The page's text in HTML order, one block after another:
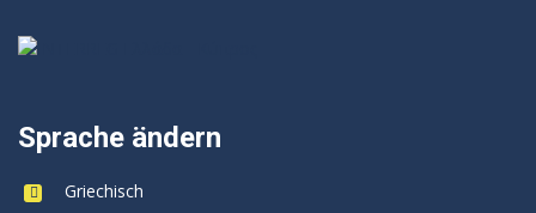
Sprache ändern
Griechisch